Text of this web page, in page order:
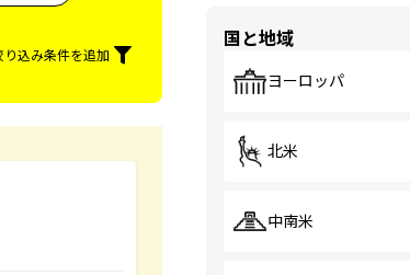
り込み条件を追加
国と地域
ヨーロッパ
北米
中南米